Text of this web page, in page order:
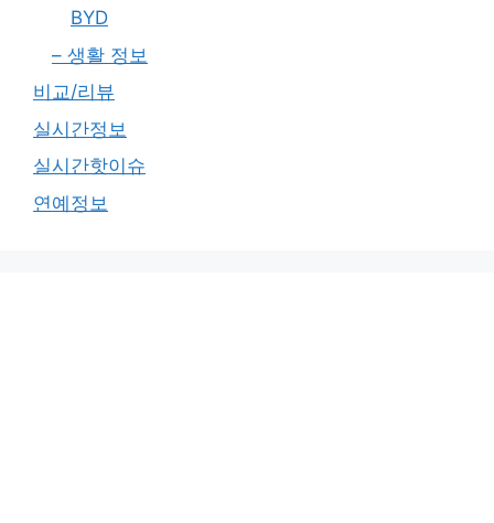
BYD
– 생활 정보
비교/리뷰
실시간정보
실시간핫이슈
연예정보